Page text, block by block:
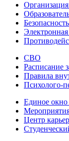
СВО
Расписание
Правила
Психолого-
Единое окно
Центр